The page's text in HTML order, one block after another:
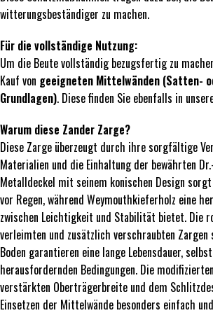
witterungsbeständiger zu machen.
Für die vollständige Nutzung:
Um die Beute vollständig bezugsfertig zu
Kauf von geeigneten Mittelwänden (Satten-
Grundlagen). Diese finden Sie ebenfalls in
Warum diese Zander Zarge?
Diese Zarge überzeugt durch ihre sorgfältige
Materialien und die Einhaltung der bewährten
Metalldeckel mit seinem konischen Design
vor Regen, während Weymouthkieferholz eine
zwischen Leichtigkeit und Stabilität bietet. Die
verleimten und zusätzlich verschraubten
Boden garantieren eine lange Lebensdauer,
herausfordernden Bedingungen. Die
verstärkten Oberträgerbreite und dem
Einsetzen der Mittelwände besonders einfach